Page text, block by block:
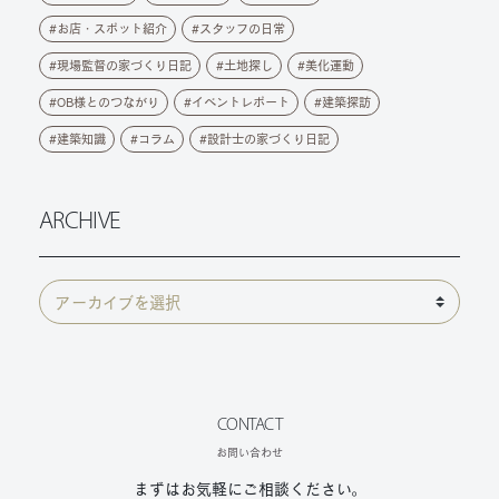
お店・スポット紹介 スタッフの日常
現場監督の家づくり日記 土地探し 美化運動
OB様とのつながり イベントレポート 建築探訪
建築知識 コラム 設計士の家づくり日記
ARCHIVE
CONTACT
お問い合わせ
まずはお気軽にご相談ください。